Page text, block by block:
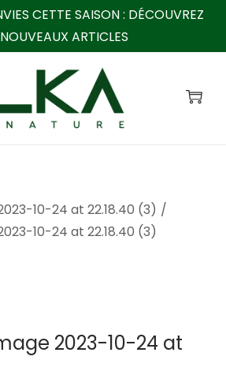
CETTE SAISON : DÉCOUVREZ
ARTICLES
P
a
r
à
v
P
a
r
a
t
10-24 at 22.18.40 (3) /
10-24 at 22.18.40 (3)
2023-10-24 at